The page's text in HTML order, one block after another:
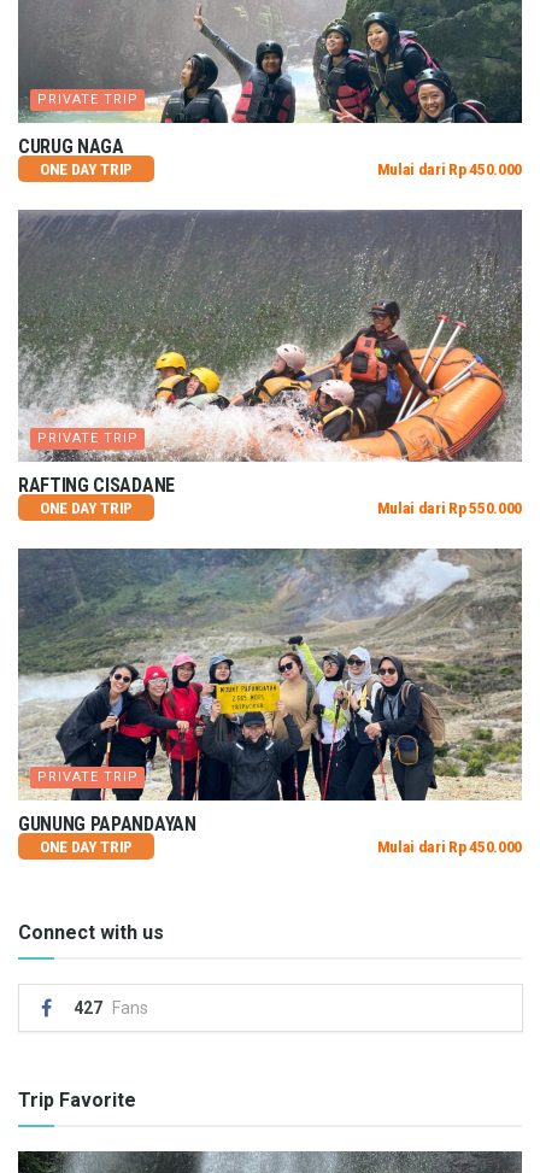
PRIVATE TRIP
CURUG NAGA
ONE DAY TRIP Mulai dari Rp 450.000
PRIVATE TRIP
RAFTING CISADANE
ONE DAY TRIP Mulai dari Rp 550.000
PRIVATE TRIP
GUNUNG PAPANDAYAN
ONE DAY TRIP Mulai dari Rp 450.000
Connect with us
427 Fans
Trip Favorite